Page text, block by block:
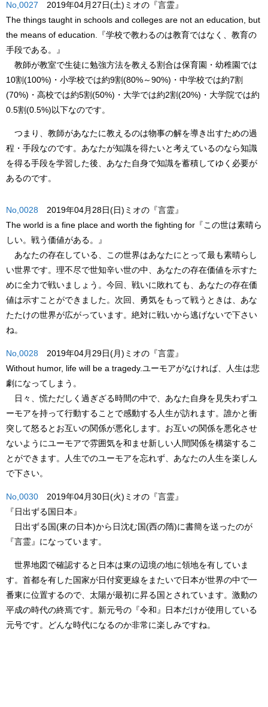
No,0027 2019年04月27日(土)ミオの『言霊』
The things taught in schools and colleges are not an education, but
the means of education.
『学校で教わるのは教育ではなく、教育の
手段である。』
教師が教室で生徒に勉強方法を教える割合は保育園・幼稚園では
10割(100%)・小学校では約9割(80%～90%)・中学校では約7割
(70%)・高校では約5割(50%)・大学では約2割(20%)・大学院では約
0.5割(0.5%)以下なのです。
つまり、教師があなたに教えるのは物事の解を導き出すための過
程・手段なのです。あなたが知識を得たいと考えているのなら知識
を得る手段を学習した後、あなた自身で知識を蓄積してゆく必要が
あるのです。
No,0028 2019年04月28日(日)ミオの『言霊』
The world is a fine place and worth the fighting for 『この世は素晴ら
しい。戦う価値がある。』
あなたの存在している、この世界はあなたにとって最も素晴らし
い世界です。理不尽で世知辛い世の中、あなたの存在価値を示すた
めに全力で戦いましょう。今回、戦いに敗れても、あなたの存在価
値は示すことができました。次回、勇気をもって戦うときは、あな
たたけの世界が広がっています。絶対に戦いから逃げないで下さい
ね。
No,0028 2019年04月29日(月)ミオの『言霊』
Without humor, life will be a tragedy. ユーモアがなければ、人生は悲
劇になってしまう。
日々、慌ただしく過ぎざる時間の中で、あなた自身を見失わずユ
ーモアを持って行動することで感動する人生が訪れます。誰かと衝
突して怒るとお互いの関係が悪化します。お互いの関係を悪化させ
ないようにユーモアで雰囲気を和ませ新しい人間関係を構築するこ
とができます。人生でのユーモアを忘れず、あなたの人生を楽しん
で下さい。
No,0030 2019年04月30日(火)ミオの『言霊』
『日出ずる国日本』
日出ずる国(東の日本)から日沈む国(西の隋)に書簡を送ったのが
『言霊』 になっています。
世界地図で確認すると日本は東の辺境の地に領地を有していま
す。首都を有した国家が日付変更線をまたいで日本が世界の中で一
番東に位置するので、太陽が最初に昇る国とされています。激動の
平成の時代の終焉です。新元号の『令和』日本だけが使用している
元号です。どんな時代になるのか非常に楽しみですね。